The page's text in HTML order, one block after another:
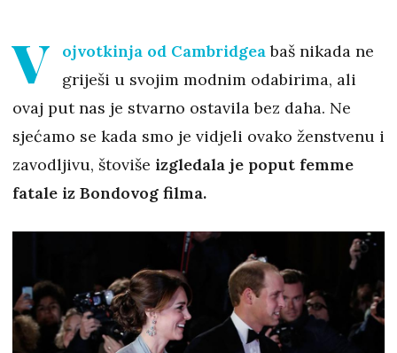
V ojvotkinja od Cambridgeabaš nikada ne
griješi u svojim modnim odabirima, ali
ovaj put nas je stvarno ostavila bez daha. Ne
sjećamo se kada smo je vidjeli ovako ženstvenu i
zavodljivu, štoviše izgledala je poput femme
fatale iz Bondovog filma.